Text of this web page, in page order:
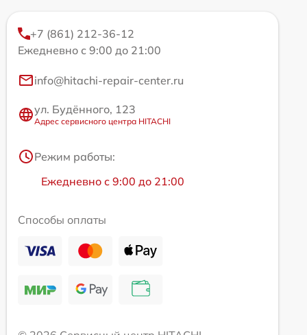
+7 (861) 212-36-12
Ежедневно с 9:00 до 21:00
info@hitachi-repair-center.ru
ул. Будённого, 123
Адрес сервисного центра HITACHI
Режим работы:
Ежедневно с 9:00 до 21:00
Способы оплаты